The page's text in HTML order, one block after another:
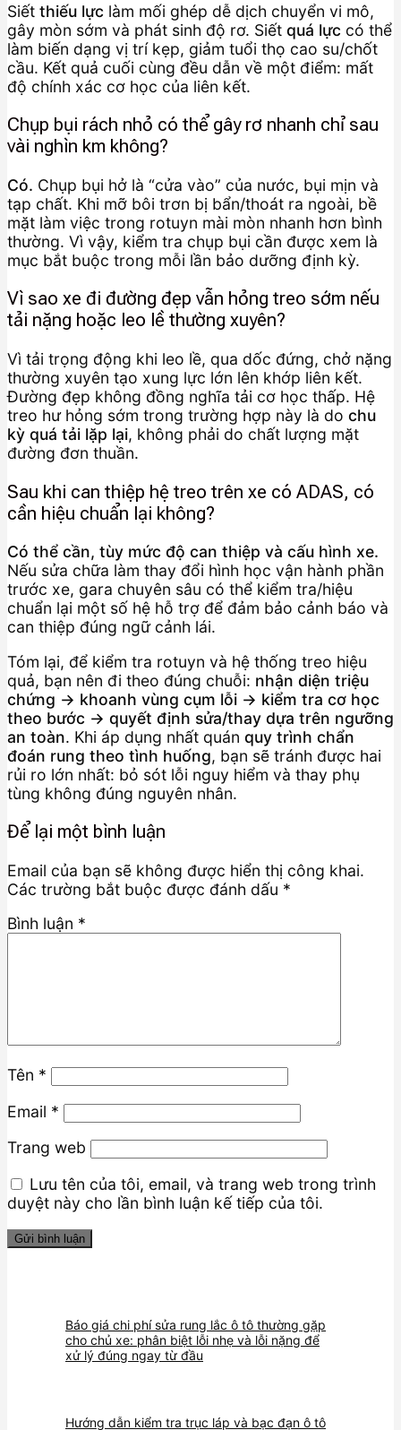
Siết thiếu lực làm mối ghép dễ dịch chuyển vi mô,
gây mòn sớm và phát sinh độ rơ. Siết quá lực có thể
làm biến dạng vị trí kẹp, giảm tuổi thọ cao su/chốt
cầu. Kết quả cuối cùng đều dẫn về một điểm: mất
độ chính xác cơ học của liên kết.
Chụp bụi rách nhỏ có thể gây rơ nhanh chỉ sau
vài nghìn km không?
Có. Chụp bụi hở là “cửa vào” của nước, bụi mịn và
tạp chất. Khi mỡ bôi trơn bị bẩn/thoát ra ngoài, bề
mặt làm việc trong rotuyn mài mòn nhanh hơn bình
thường. Vì vậy, kiểm tra chụp bụi cần được xem là
mục bắt buộc trong mỗi lần bảo dưỡng định kỳ.
Vì sao xe đi đường đẹp vẫn hỏng treo sớm nếu
tải nặng hoặc leo lề thường xuyên?
Vì tải trọng động khi leo lề, qua dốc đứng, chở nặng
thường xuyên tạo xung lực lớn lên khớp liên kết.
Đường đẹp không đồng nghĩa tải cơ học thấp. Hệ
treo hư hỏng sớm trong trường hợp này là do chu
kỳ quá tải lặp lại, không phải do chất lượng mặt
đường đơn thuần.
Sau khi can thiệp hệ treo trên xe có ADAS, có
cần hiệu chuẩn lại không?
Có thể cần, tùy mức độ can thiệp và cấu hình xe.
Nếu sửa chữa làm thay đổi hình học vận hành phần
trước xe, gara chuyên sâu có thể kiểm tra/hiệu
chuẩn lại một số hệ hỗ trợ để đảm bảo cảnh báo và
can thiệp đúng ngữ cảnh lái.
Tóm lại, để kiểm tra rotuyn và hệ thống treo hiệu
quả, bạn nên đi theo đúng chuỗi: nhận diện triệu
chứng → khoanh vùng cụm lỗi → kiểm tra cơ học
theo bước → quyết định sửa/thay dựa trên ngưỡng
an toàn. Khi áp dụng nhất quán quy trình chẩn
đoán rung theo tình huống, bạn sẽ tránh được hai
rủi ro lớn nhất: bỏ sót lỗi nguy hiểm và thay phụ
tùng không đúng nguyên nhân.
Để lại một bình luận
Email của bạn sẽ không được hiển thị công khai.
Các trường bắt buộc được đánh dấu *
Bình luận *
Tên *
Email *
Trang web
Lưu tên của tôi, email, và trang web trong trình
duyệt này cho lần bình luận kế tiếp của tôi.
Báo giá chi phí sửa rung lắc ô tô thường gặp
cho chủ xe: phân biệt lỗi nhẹ và lỗi nặng để
xử lý đúng ngay từ đầu
Hướng dẫn kiểm tra trục láp và bạc đạn ô tô